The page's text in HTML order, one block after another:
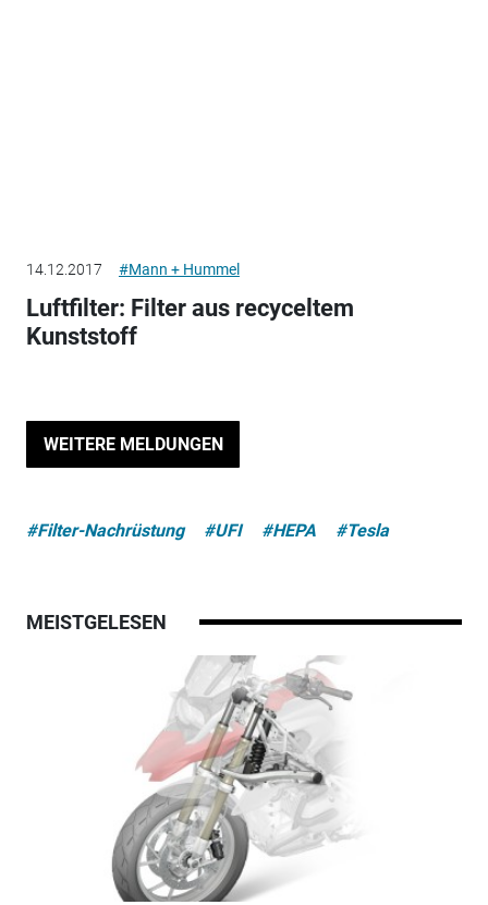
14.12.2017 #Mann + Hummel
Luftfilter: Filter aus recyceltem
Kunststoff
WEITERE MELDUNGEN
#Filter-Nachrüstung #UFI #HEPA #Tesla
MEISTGELESEN